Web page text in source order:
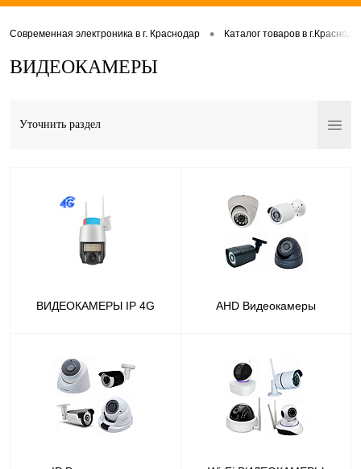
Современная электроника в г. Краснодар • Каталог товаров в
ВИДЕОКАМЕРЫ
Уточнить раздел
ВИДЕОКАМЕРЫ IP 4G AHD Видеокамеры